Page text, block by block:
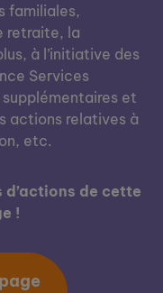
familiales,
retraite, la
à l’initiative des
Services
et
actions relatives à
etc.
d’actions de cette
!